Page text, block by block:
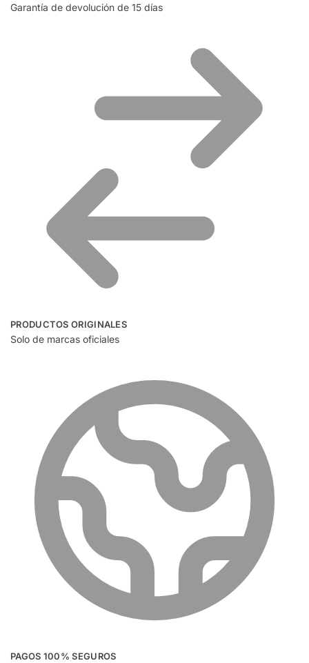
Garantía de devolución de 15 días
PRODUCTOS ORIGINALES
Solo de marcas oficiales
PAGOS 100% SEGUROS